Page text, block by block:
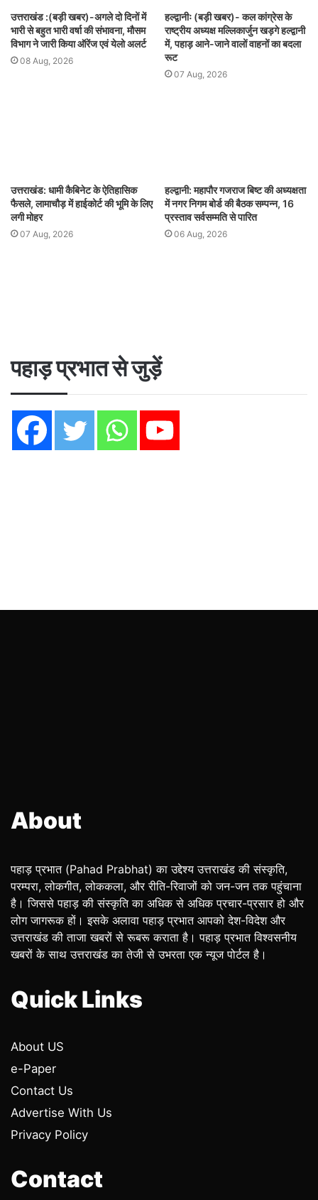
उत्तराखंड :(बड़ी खबर)-अगले दो दिनों में
भारी से बहुत भारी वर्षा की संभावना, मौसम
विभाग ने जारी किया ऑरेंज एवं येलो अलर्ट
08 Aug, 2026
हल्द्वानीः (बड़ी खबर)- कल कांग्रेस के
राष्ट्रीय अध्यक्ष मल्लिकार्जुन खड़गे हल्द्वानी
में, पहाड़ आने-जाने वालों वाहनों का बदला
रूट
07 Aug, 2026
उत्तराखंड: धामी कैबिनेट के ऐतिहासिक
फैसले, लामाचौड़ में हाईकोर्ट की भूमि के लिए
लगी मोहर
07 Aug, 2026
हल्द्वानी: महापौर गजराज बिष्ट की अध्यक्षता
में नगर निगम बोर्ड की बैठक सम्पन्न, 16
प्रस्ताव सर्वसम्मति से पारित
06 Aug, 2026
पहाड़ प्रभात से जुड़ें
About
पहाड़ प्रभात (Pahad Prabhat) का उद्देश्य उत्तराखंड की संस्कृति,
परम्परा, लोकगीत, लोककला, और रीति-रिवाजों को जन-जन तक पहुंचाना
है। जिससे पहाड़ की संस्कृति का अधिक से अधिक प्रचार-प्रसार हो और
लोग जागरूक हों। इसके अलावा पहाड़ प्रभात आपको देश-विदेश और
उत्तराखंड की ताजा खबरों से रूबरू कराता है। पहाड़ प्रभात विश्वसनीय
खबरों के साथ उत्तराखंड का तेजी से उभरता एक न्यूज पोर्टल है।
Quick Links
About US
e-Paper
Contact Us
Advertise With Us
Privacy Policy
Contact